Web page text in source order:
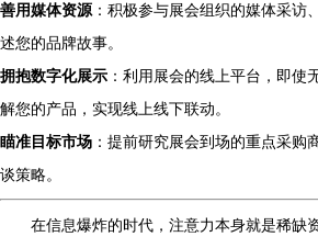
善用媒体资源 ：积极参与展会组织的媒体采访
述您的品牌故事。
拥抱数字化展示 ：利用展会的线上平台，即使
解您的产品，实现线上线下联动。
瞄准目标市场 ：提前研究展会到场的重点采购
谈策略。
在信息爆炸的时代，注意力本身就是稀缺